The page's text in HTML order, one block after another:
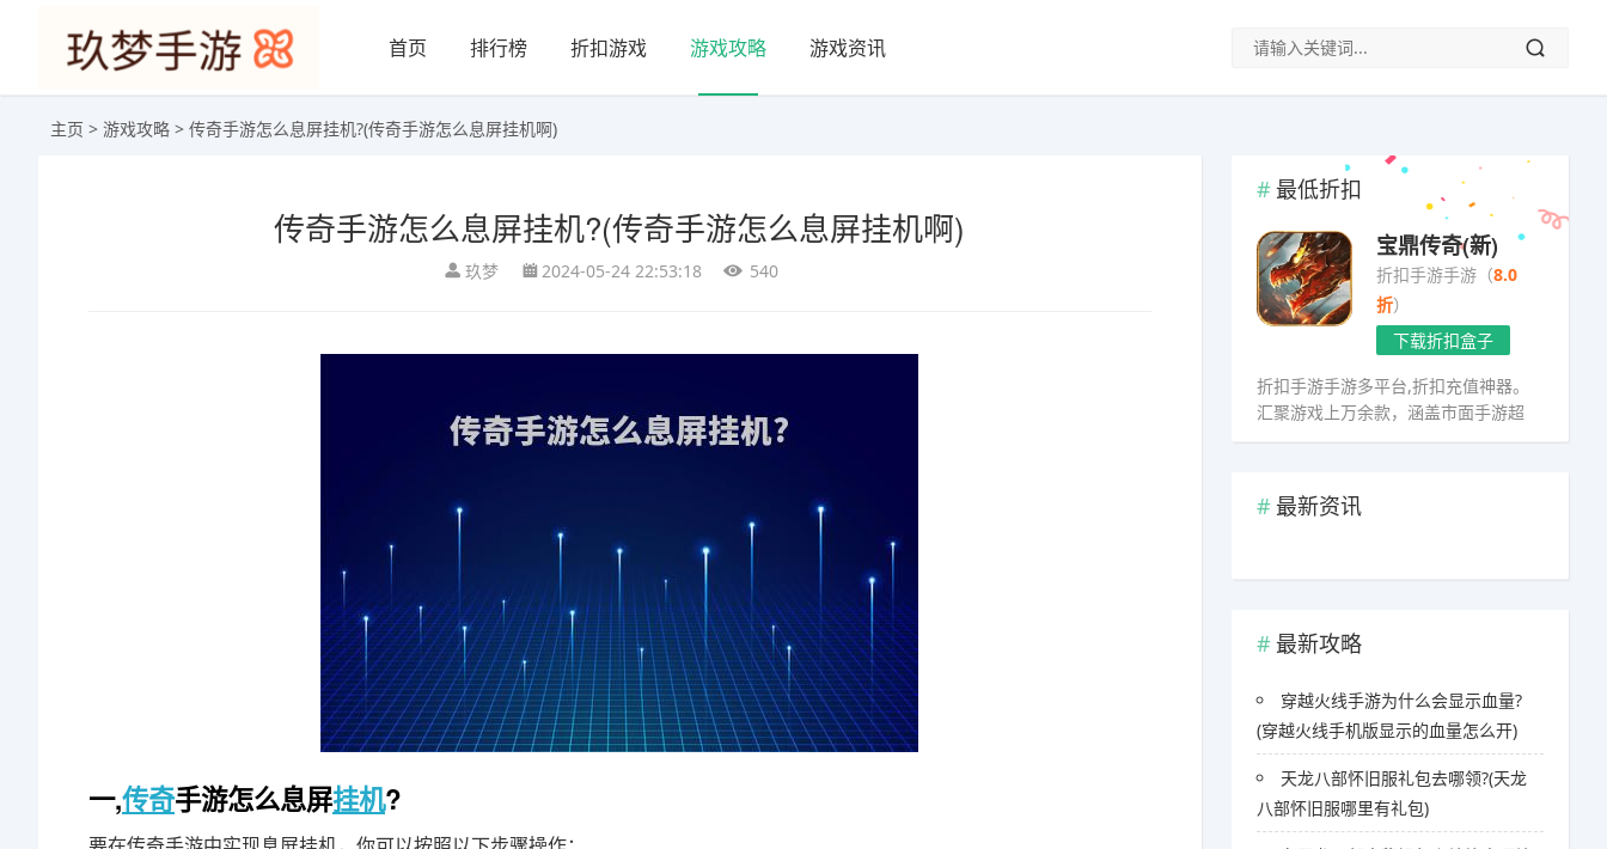
首页 排行榜 折扣游戏 游戏攻略 游戏资讯
主页 > 游戏攻略 > 传奇手游怎么息屏挂机?(传奇手游怎么息屏挂机啊)
传奇手游怎么息屏挂机?(传奇手游怎么息屏挂机啊)
玖梦 2024-05-24 22:53:18 540
一,传奇手游怎么息屏挂机?
最低折扣
宝鼎传奇(新)
折扣手游手游（8.0
折）
下载折扣盒子
折扣手游手游多平台,折扣充值神器。
汇聚游戏上万余款，涵盖市面手游超
98%
最新资讯
最新攻略
穿越火线手游为什么会显示血量?
(穿越火线手机版显示的血量怎么开)
天龙八部怀旧服礼包去哪领?(天龙
八部怀旧服哪里有礼包)